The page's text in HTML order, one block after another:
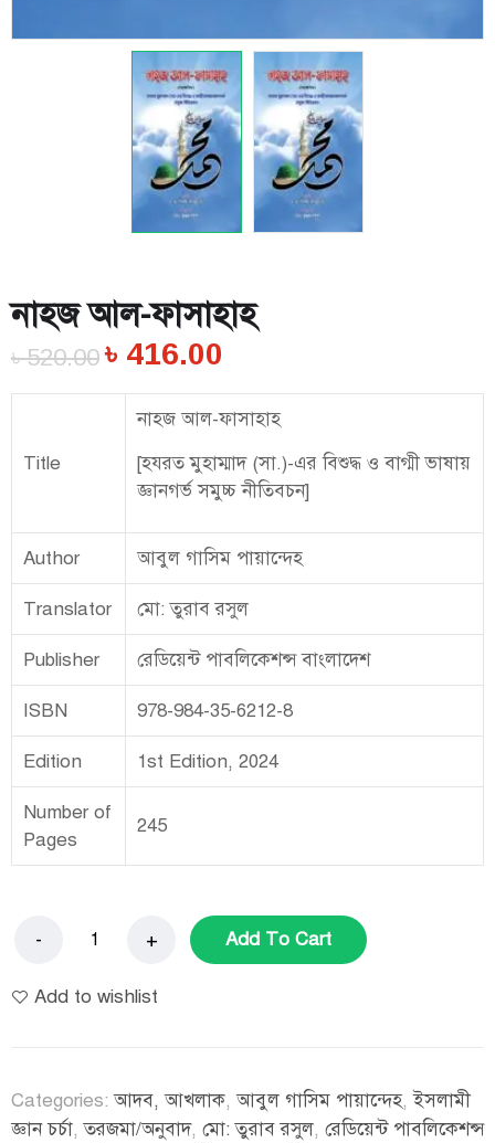
নাহজ আল-ফাসাহাহ
৳520.00 ৳ 416.00
Title
নাহজ আল-ফাসাহাহ
[হযরত মুহাম্মাদ (সা.)-এর বিশুদ্ধ ও বাগ্মী ভাষায়
জ্ঞানগর্ভ সমুচ্চ নীতিবচন]
Author আবুল গাসিম পায়ান্দেহ
Translator মো: তুরাব রসুল
Publisher রেডিয়েন্ট পাবলিকেশন্স বাংলাদেশ
ISBN 978-984-35-6212-8
Edition 1st Edition, 2024
Number of
Pages
245
Add To Cart
Add to wishlist
Categories:আদব, আখলাক,আবুল গাসিম পায়ান্দেহ,ইসলামী
জ্ঞান চর্চা,তরজমা/অনুবাদ, মো: তুরাব রসুল, রেডিয়েন্ট পাবলিকেশন্স